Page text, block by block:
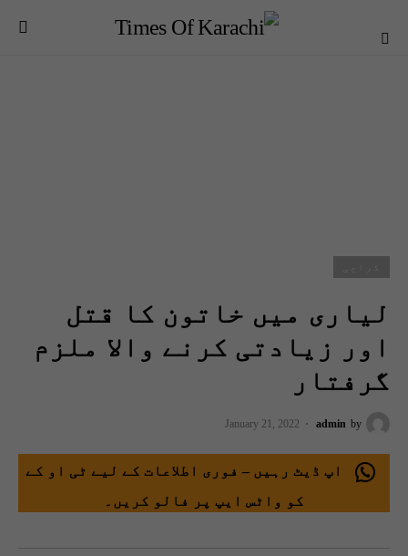
لیاری میں خاتون کا قتل
اور زیادتی کرنے والا ملزم
گرفتار
by
admin
January 21, 2022
اپ ڈیٹ رہیں – فوری اطلاعات کے لیے ٹی او کے
کو واٹس ایپ پر فالو کریں۔